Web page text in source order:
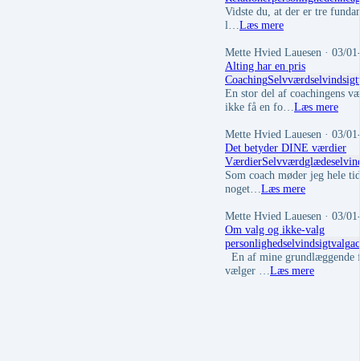
Vidste du, at der er tre
l… Læs mere
Mette Hvied Lauesen · 03/
Alting har en pris
CoachingSelvværdselvindsigt
En stor del af coachingens
ikke få en fo… Læs mere
Mette Hvied Lauesen · 03/
Det betyder DINE værdier
VærdierSelvværdglæde
Som coach møder jeg hele
noget… Læs mere
Mette Hvied Lauesen · 03/
Om valg og ikke-valg
personlighedselvindsigtvalg
En af mine
vælger … Læs mere